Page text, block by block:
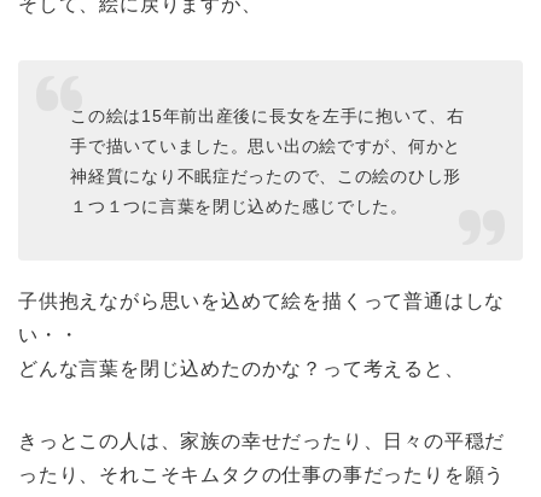
この絵は15年前出産後に長女を左手に抱いて、右
手で描いていました。思い出の絵ですが、何かと
神経質になり不眠症だったので、この絵のひし形
１つ１つに言葉を閉じ込めた感じでした。
子供抱えながら思いを込めて絵を描くって普通はしな
い・・
どんな言葉を閉じ込めたのかな？って考えると、
きっとこの人は、家族の幸せだったり、日々の平穏だ
ったり、それこそキムタクの仕事の事だったりを願う